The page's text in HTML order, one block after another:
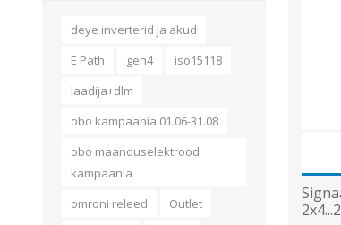
deye inverterid ja akud
E Path
gen4
iso15118
laadija+dlm
obo kampaania 01.06-31.08
obo maanduselektrood
kampaania
omroni releed
Outlet